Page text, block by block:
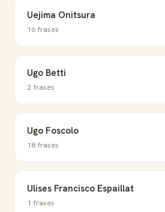
Uejima Onitsura
16 frases
Ugo Betti
2 frases
Ugo Foscolo
18 frases
Ulises Francisco Espaillat
1 frases